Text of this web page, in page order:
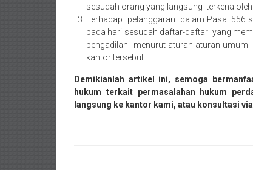
Padang
Selatan/Padang
barat/
Padang
Utara/
Kota
Padang/
Sumatera
sesudah orang yang langsung terkena
Terhadap pelanggaran dalam Pasal 556
pada hari sesudah daftar-daftar yang
pengadilan menurut aturan-aturan
kantor tersebut.
Demikianlah artikel ini, semoga
hukum terkait permasalahan hukum
langsung ke kantor kami, atau konsultasi